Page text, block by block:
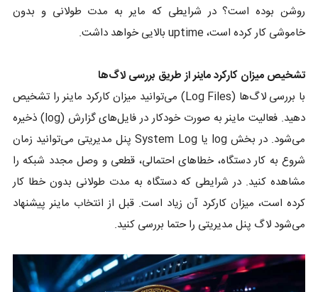
روشن بوده است؟ در شرایطی که مایر به مدت طولانی و بدون
خاموشی کار کرده است، uptime بالایی خواهد داشت.
تشخیص میزان کارکرد ماینر از طریق بررسی لاگ‌ها
با بررسی لاگ‌ها (Log Files) می‌توانید میزان کارکرد ماینر را تشخیص
دهید. فعالیت ماینر به صورت خودکار در فایل‌های گزارش (log) ذخیره
می‌شود. در بخش log یا System Log پنل مدیریتی می‌توانید زمان
شروع به کار دستگاه، خطاهای احتمالی، قطعی و وصل مجدد شبکه را
مشاهده کنید. در شرایطی که دستگاه به مدت طولانی بدون خطا کار
کرده است، میزان کارکرد آن زیاد است. قبل از انتخاب ماینر پیشنهاد
می‌شود لاگ پنل مدیریتی را حتما بررسی کنید.